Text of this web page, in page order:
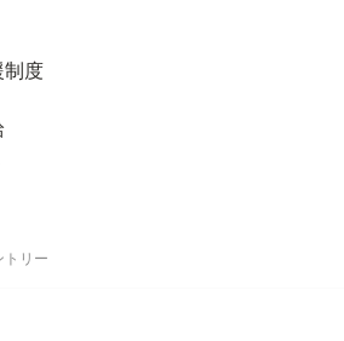
制度
トリー